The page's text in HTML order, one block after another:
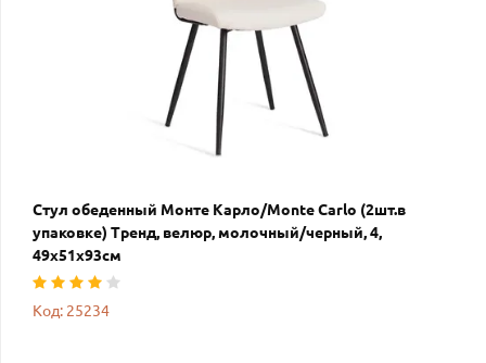
Стул обеденный Монте Карло/Monte Carlo (2шт.в
упаковке) Тренд, велюр, молочный/черный, 4,
49х51х93см
Код: 25234